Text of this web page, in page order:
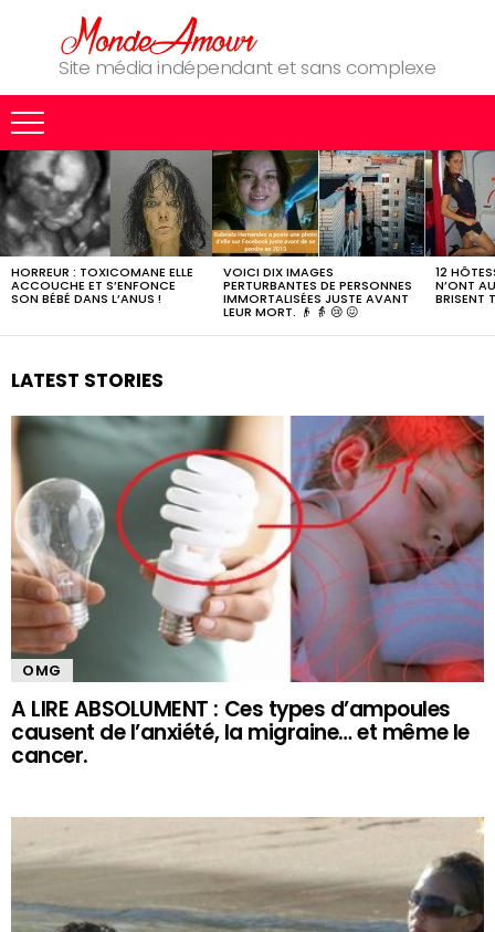
Site média indépendant et sans complexe
MOST
SHARED
STORIES
HORREUR : TOXICOMANE ELLE
ACCOUCHE ET S’ENFONCE
SON BÉBÉ DANS L’ANUS !
VOICI DIX IMAGES
PERTURBANTES DE PERSONNES
IMMORTALISÉES JUSTE AVANT
LEUR MORT. 👴 👵 😢 😖
12
N’ONT
BRISENT
LATEST STORIES
OMG
A LIRE ABSOLUMENT : Ces types d’ampoules
causent de l’anxiété, la migraine… et même le
cancer.